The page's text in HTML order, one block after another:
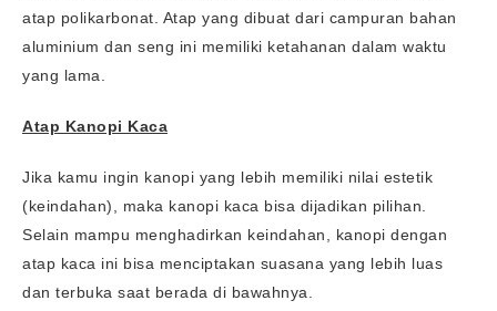
atap polikarbonat. Atap yang dibuat dari campuran bahan
aluminium dan seng ini memiliki ketahanan dalam waktu
yang lama.
Atap Kanopi Kaca
Jika kamu ingin kanopi yang lebih memiliki nilai estetik
(keindahan), maka kanopi kaca bisa dijadikan pilihan.
Selain mampu menghadirkan keindahan, kanopi dengan
atap kaca ini bisa menciptakan suasana yang lebih luas
dan terbuka saat berada di bawahnya.